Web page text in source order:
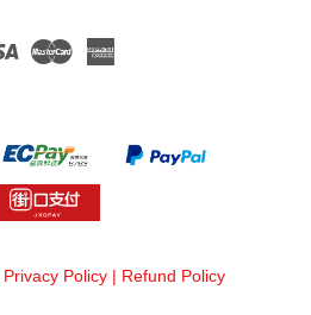
Visa Master
Privacy Policy | Refund Policy